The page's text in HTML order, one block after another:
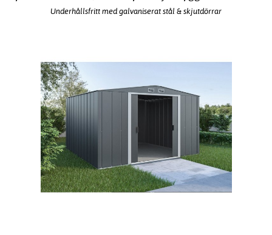
Underhållsfritt med galvaniserat stål & skjutdörrar